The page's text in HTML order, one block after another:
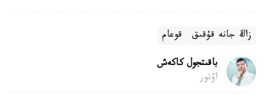
زاڭ جانە قۇقىق قوعام
باقىتجول كاكەش
اۆتور